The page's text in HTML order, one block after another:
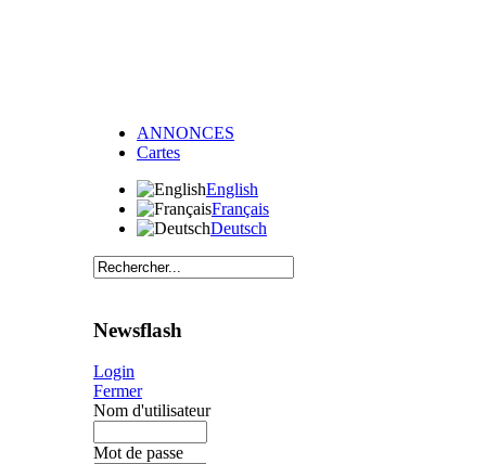
ANNONCES
Cartes
English
Français
Deutsch
Newsflash
Login
Fermer
Nom d'utilisateur
Mot de passe